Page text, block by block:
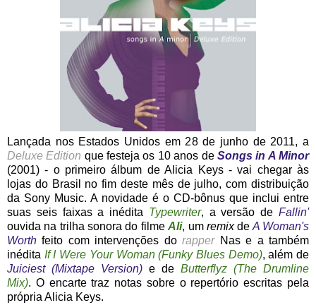
Lançada nos Estados Unidos em 28 de junho de 2011, a
Deluxe Edition que festeja os 10 anos de Songs in A Minor
(2001) - o primeiro álbum de Alicia Keys - vai chegar às
lojas do Brasil no fim deste mês de julho, com distribuição
da Sony Music. A novidade é o CD-bônus que inclui entre
suas seis faixas a inédita Typewriter, a versão deFallin'
ouvida na trilha sonora do filmeAli, um remixde A Woman's
Worth feito com intervenções dorapper Nas e a também
inédita If I Were Your Woman (Funky Blues Demo), além de
Juiciest (Mixtape Version) e de Butterflyz (The Drumline
Mix). O encarte traz notas sobre o repertório escritas pela
própria Alicia Keys.